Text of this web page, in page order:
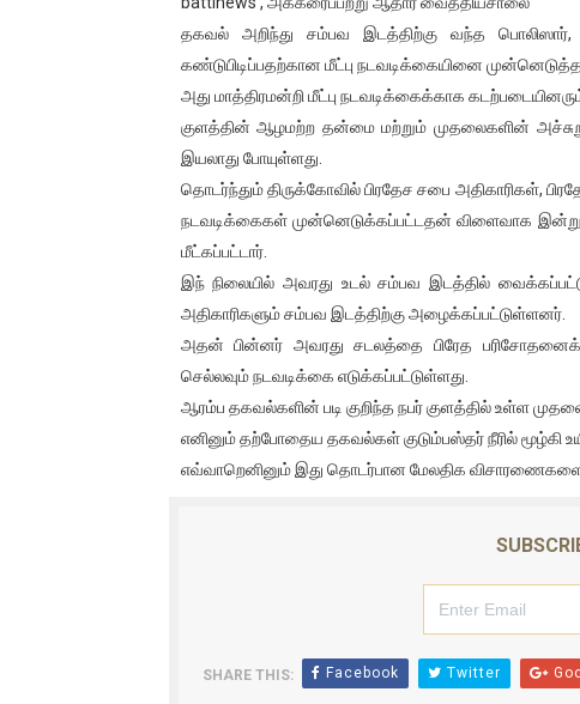
அல்வா கொடுக்கின்றது இலங்கை!
2ஆம் நாள் உக்ரைன் யுத்தம்!!
கதிரவன் வாசகர்களுக்கு இனிய
மகிந்த ராஜபக்சே பதவி விலக திட்டம்?
தகவல் அறிந்து சம்பவ இடத்திற்கு வந்த
கண்டுபிடிப்பதற்கான மீட்பு நடவடிக்கையினை
அது மாத்திரமன்றி மீட்பு நடவடிக்கைக்காக
குளத்தின் ஆழமற்ற தன்மை மற்றும் முதலைகளின்
இயலாது போயுள்ளது.
தொடர்ந்தும் திருக்கோவில் பிரதேச சபை அதிகாரிகள்,
நடவடிக்கைகள் முன்னெடுக்கப்பட்டதன் விளைவாக
மீட்கப்பட்டார்.
இந் நிலையில் அவரது உடல் சம்பவ இடத்தில்
அதிகாரிகளும் சம்பவ இடத்திற்கு அழைக்கப்பட்டுள்ளனர்.
அதன் பின்னர் அவரது சடலத்தை பிரேத
செல்லவும் நடவடிக்கை எடுக்கப்பட்டுள்ளது.
ஆரம்ப தகவல்களின் படி குறிந்த நபர் குளத்தில் உள்ள
எனினும் தற்போதைய தகவல்கள் குடும்பஸ்தர் நீரில் மூழ்கி
எவ்வாறெனினும் இது தொடர்பான மேலதிக விசாரணைகளை
SHARE THIS: Facebook Twitter